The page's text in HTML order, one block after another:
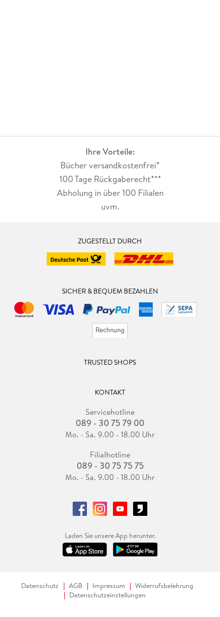
Ihre Vorteile:
Bücher versandkostenfrei*
100 Tage Rückgaberecht***
Abholung in über 100 Filialen
uvm.
ZUGESTELLT DURCH
SICHER & BEQUEM BEZAHLEN
TRUSTED SHOPS
KONTAKT
Servicehotline
089 - 30 75 79 00
Mo. - Sa. 9.00 - 18.00 Uhr
Filialhotline
089 - 30 75 75 75
Mo. - Sa. 9.00 - 18.00 Uhr
Laden Sie unsere App herunter.
Datenschutz AGB Impressum
Widerrufsbelehrung
Datenschutzeinstellungen